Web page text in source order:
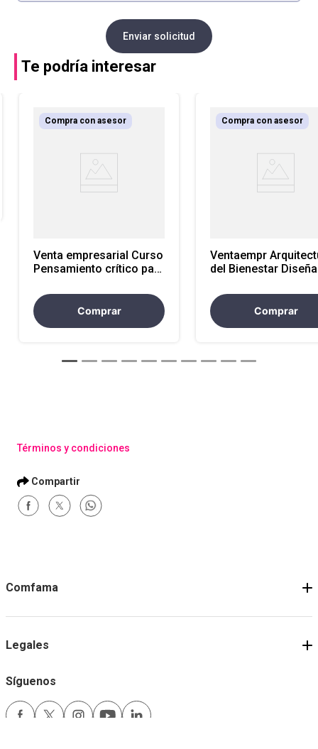
Enviar solicitud
Te podría interesar
Venta empresarial Curso
Pensamiento crítico para
Comprar
Compra con asesor
Ventaempr
del Bienestar
paraun
Comprar
Compra con asesor
Términos y condiciones
Comfama
Legales
Síguenos